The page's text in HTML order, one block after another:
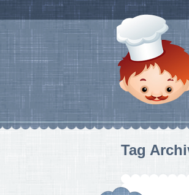
Tag